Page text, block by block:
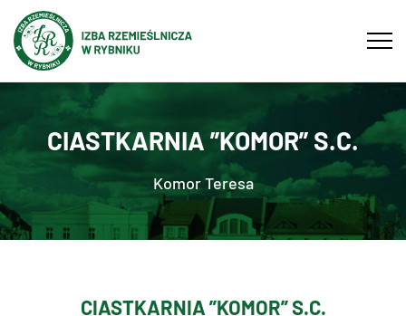
CIASTKARNIA ”KOMOR” S.C.
Komor Teresa
CIASTKARNIA ”KOMOR” S.C.